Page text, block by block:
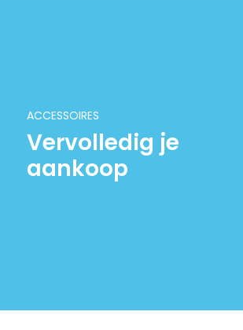
ACCESSOIRES
Vervolledig je
aankoop
Pollen Beetle
Diffusor